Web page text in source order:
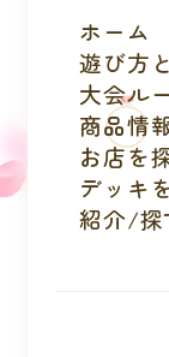
ホーム
遊び方と
大会ル
商品情
お店を
デッキ
紹介/探